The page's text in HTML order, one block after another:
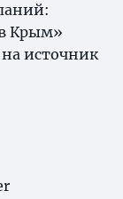
Крым»
источник